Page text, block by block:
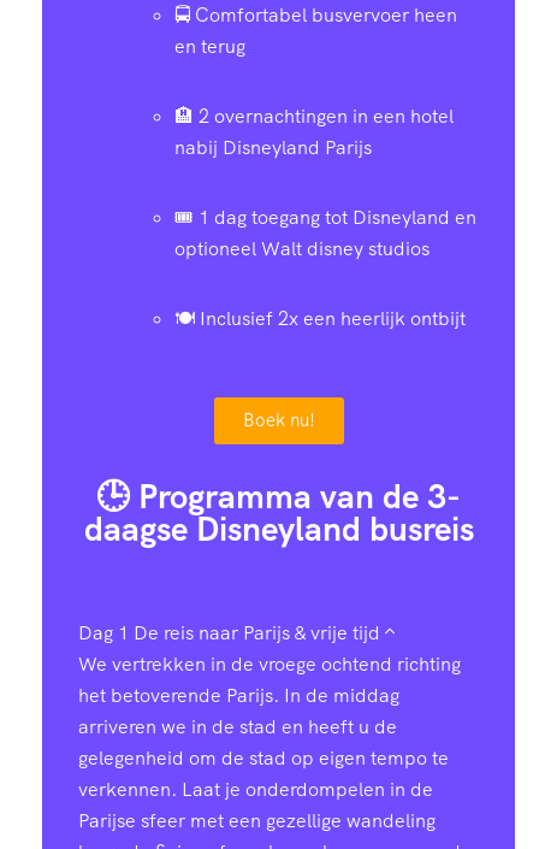
🚍 Comfortabel busvervoer heen
en terug
🏨 2 overnachtingen in een hotel
nabij Disneyland Parijs
🎟️ 1 dag toegang tot Disneyland en
optioneel Walt disney studios
🍽️ Inclusief 2x een heerlijk ontbijt
Boek nu!
🕒 Programma van de 3-
daagse Disneyland busreis
Dag 1 De reis naar Parijs & vrije tijd
We vertrekken in de vroege ochtend richting
het betoverende Parijs. In de middag
arriveren we in de stad en heeft u de
gelegenheid om de stad op eigen tempo te
verkennen. Laat je onderdompelen in de
Parijse sfeer met een gezellige wandeling